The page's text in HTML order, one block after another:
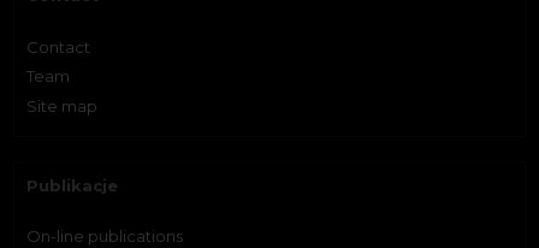
Contact
Team
Site map
Publikacje
On-line publications